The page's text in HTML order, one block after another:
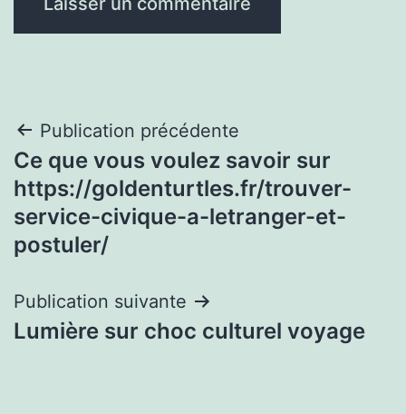
Navigation
de
l’article
Publication précédente
Ce que vous voulez savoir sur
https://goldenturtles.fr/trouver-
service-civique-a-letranger-et-
postuler/
Publication suivante
Lumière sur choc culturel voyage